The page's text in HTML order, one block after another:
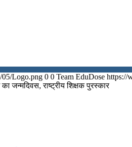
05/Logo.png 0 0 Team EduDose https://
जन्मदिवस, राष्‍ट्रीय शिक्षक पुरस्‍कार